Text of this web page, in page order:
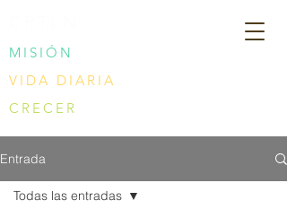
MISIÓN
VIDA DIARIA
CRECER
Entrada
Todas las entradas